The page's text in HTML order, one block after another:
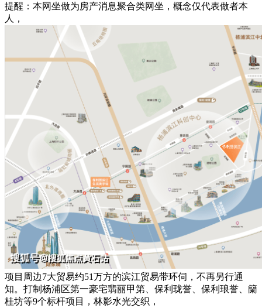
提醒：本网坐做为房产消息聚合类网坐，概念仅代表做者本
人，
项目周边7大贸易约51万方的滨江贸易带环伺，不再另行通
知。打制杨浦区第一豪宅翡丽甲第、保利珑誉、保利琅誉、籣
桂坊等9个标杆项目，林影水光交织，